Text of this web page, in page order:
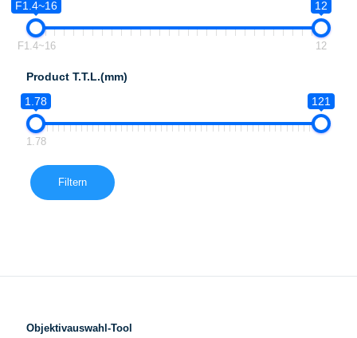
F1.4~16
12
F1.4~16 12
Product T.T.L.(mm)
1.78
121
1.78
Filtern
Objektivauswahl-Tool